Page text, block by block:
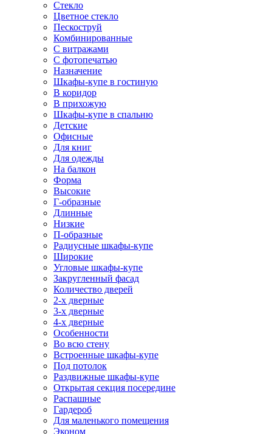
Стекло
Цветное стекло
Пескоструй
Комбинированные
С витражами
С фотопечатью
Назначение
Шкафы-купе в гостиную
В коридор
В прихожую
Шкафы-купе в спальню
Детские
Офисные
Для книг
Для одежды
На балкон
Форма
Высокие
Г-образные
Длинные
Низкие
П-образные
Радиусные шкафы-купе
Широкие
Угловые шкафы-купе
Закругленный фасад
Количество дверей
2-х дверные
3-х дверные
4-х дверные
Особенности
Во всю стену
Встроенные шкафы-купе
Под потолок
Раздвижные шкафы-купе
Открытая секция посередине
Распашные
Гардероб
Для маленького помещения
Эконом